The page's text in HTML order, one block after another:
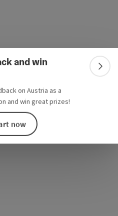
and win
on Austria as a
and win great prizes!
now
menu